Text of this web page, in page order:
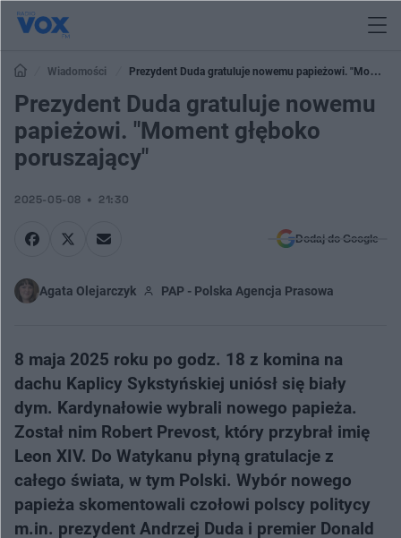
Wiadomości
Prezydent Duda gratuluje nowemu papieżowi. "Moment
głęboko poruszający"
Prezydent Duda gratuluje nowemu
papieżowi. "Moment głęboko
poruszający"
2025-05-08 21:30
Dodaj do Google
Agata Olejarczyk PAP - Polska Agencja Prasowa
8 maja 2025 roku po godz. 18 z komina na
dachu Kaplicy Sykstyńskiej uniósł się biały
dym. Kardynałowie wybrali nowego papieża.
Został nim Robert Prevost, który przybrał imię
Leon XIV. Do Watykanu płyną gratulacje z
całego świata, w tym Polski. Wybór nowego
papieża skomentowali czołowi polscy politycy
m.in. prezydent Andrzej Duda i premier Donald